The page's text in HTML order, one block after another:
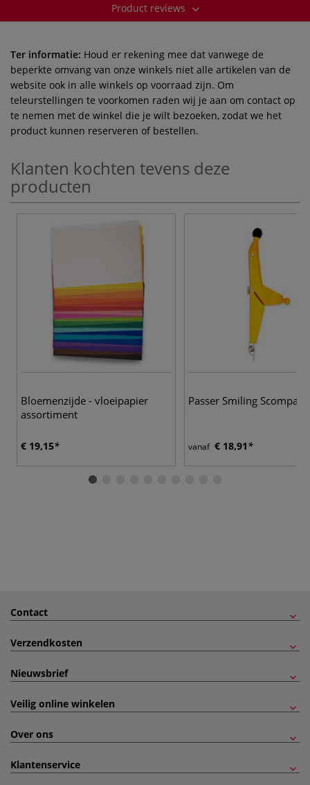
Product reviews
Ter informatie: Houd er rekening mee dat vanwege de
beperkte omvang van onze winkels niet alle artikelen van de
website ook in alle winkels op voorraad zijn. Om
teleurstellingen te voorkomen raden wij je aan om contact op
te nemen met de winkel die je wilt bezoeken, zodat we het
product kunnen reserveren of bestellen.
Klanten kochten tevens deze
producten
Bloemenzijde - vloeipapier
assortiment
€ 19,15
Passer Smiling Scompas
vanaf € 18,91
Contact
Verzendkosten
Nieuwsbrief
Veilig online winkelen
Over ons
Klantenservice